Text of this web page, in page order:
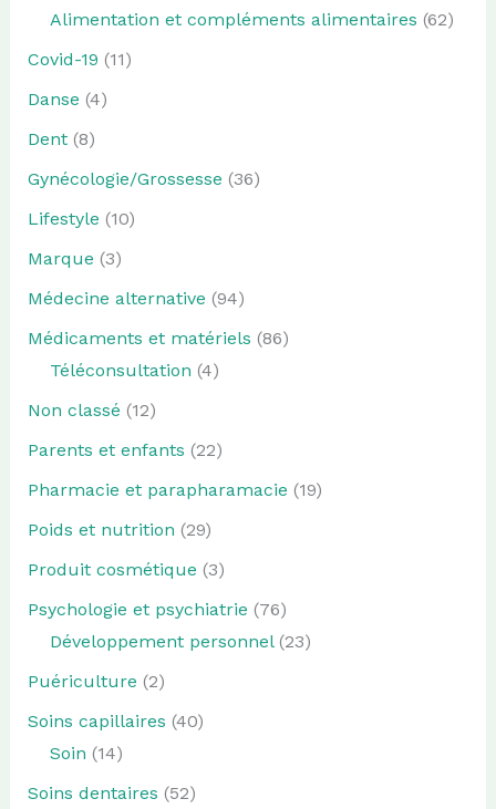
Alimentation et compléments alimentaires (62)
Covid-19 (11)
Danse (4)
Dent(8)
Gynécologie/Grossesse (36)
Lifestyle (10)
Marque (3)
Médecine alternative (94)
Médicaments et matériels (86)
Téléconsultation (4)
Non classé (12)
Parents et enfants (22)
Pharmacie et parapharamacie (19)
Poids et nutrition (29)
Produit cosmétique (3)
Psychologie et psychiatrie (76)
Développement personnel(23)
Puériculture (2)
Soins capillaires (40)
Soin (14)
Soins dentaires (52)